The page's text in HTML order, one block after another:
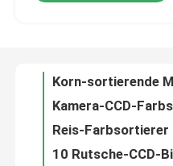
Qualitätskontrolle
Treten Sie mit uns in
Korn-